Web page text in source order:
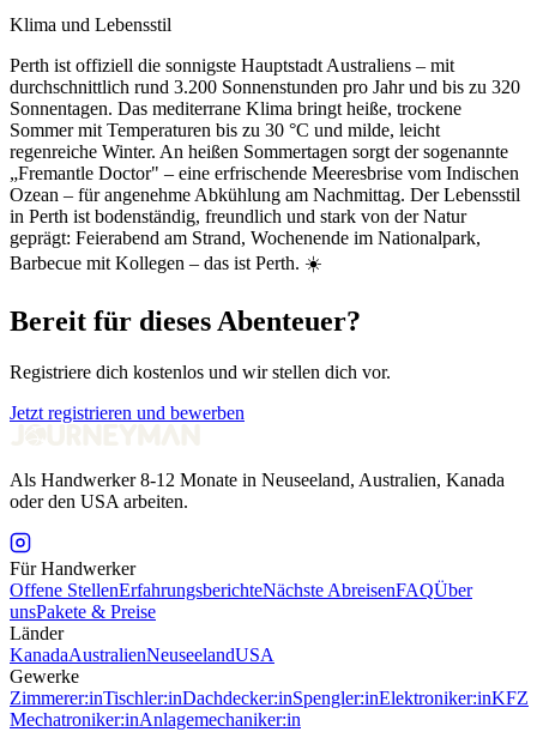
Klima und Lebensstil
Perth ist offiziell die sonnigste Hauptstadt Australiens – mit
durchschnittlich rund 3.200 Sonnenstunden pro Jahr und bis zu 320
Sonnentagen. Das mediterrane Klima bringt heiße, trockene
Sommer mit Temperaturen bis zu 30 °C und milde, leicht
regenreiche Winter. An heißen Sommertagen sorgt der sogenannte
„Fremantle Doctor" – eine erfrischende Meeresbrise vom Indischen
Ozean – für angenehme Abkühlung am Nachmittag. Der Lebensstil
in Perth ist bodenständig, freundlich und stark von der Natur
geprägt: Feierabend am Strand, Wochenende im Nationalpark,
Barbecue mit Kollegen – das ist Perth. ☀️
Bereit für dieses Abenteuer?
Registriere dich kostenlos und wir stellen dich vor.
Jetzt registrieren und bewerben
Als Handwerker 8-12 Monate in Neuseeland, Australien, Kanada
oder den USA arbeiten.
Für Handwerker
Offene StellenErfahrungsberichteNächste AbreisenFAQÜber
unsPakete & Preise
Länder
KanadaAustralienNeuseelandUSA
Gewerke
Zimmerer:inTischler:inDachdecker:inSpengler:inElektroniker:inKFZ
Mechatroniker:inAnlagemechaniker:in